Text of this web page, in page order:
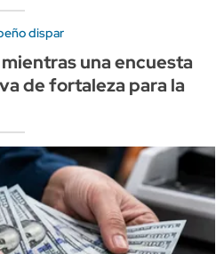
dispar
una encuesta
de fortaleza para la